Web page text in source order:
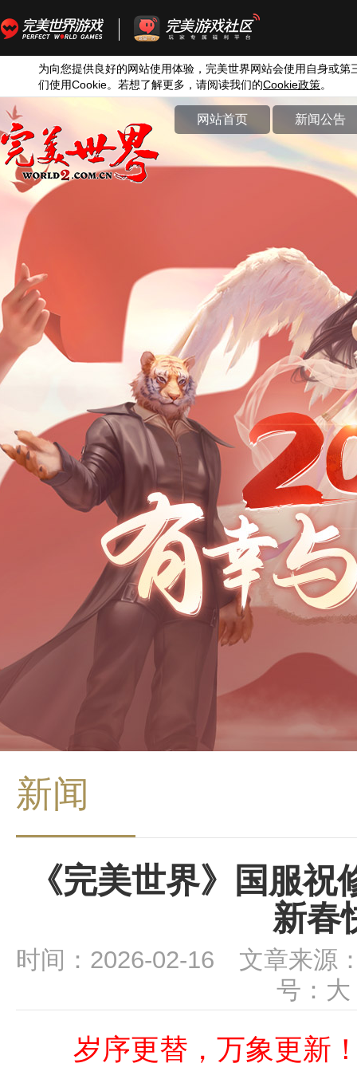
为向您提供良好的网站使用体验，完美世界网站会使用自身或第
们使用Cookie。若想了解更多，请阅读我们的Cookie政策。
网站首页 新闻公告
新闻
《完美世界》国服
新春
时间：2026-02-16 文章来源
号： 大
岁序更替，万象更新